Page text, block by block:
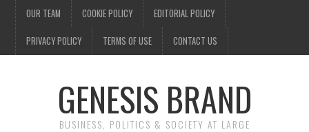
OUR TEAM COOKIE POLICY EDITORIAL POLICY
PRIVACY POLICY TERMS OF USE CONTACT US
GENESIS BRAND
BUSINESS, POLITICS & SOCIETY AT LARGE